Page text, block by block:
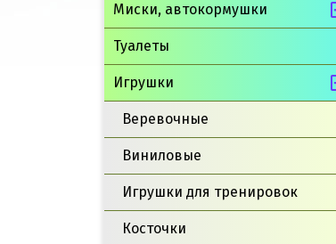
Миски, автокормушки
Туалеты
Игрушки
Веревочные
Виниловые
Игрушки для тренировок
Косточки